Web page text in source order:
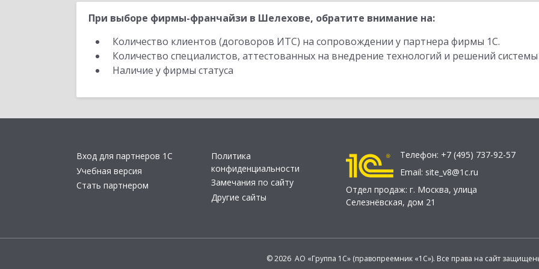
При выборе фирмы-франчайзи в Шелехове, обратите внимание на:
Количество клиентов (договоров ИТС) на сопровождении у партнера фирмы 1С.
Количество специалистов, аттестованных на внедрение технологий и решений
Наличие у фирмы статуса
Вход для партнеров 1С
Учебная версия
Стать партнером
Политика
конфиденциальности
Замечания по сайту
Другие сайты
Телефон: +7 (495) 737-92-57
Email: site_v8@1c.ru
Отдел продаж: г. Москва, улица
Селезнёвская, дом 21
© 2026 АО «Группа 1С» (правопреемник «1С»). Все права на сайт